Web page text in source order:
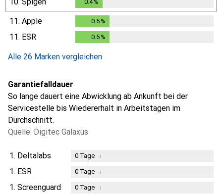
0.4%
11. Apple 0.5 %
11. ESR 0.5 %
Alle 26 Marken vergleichen
Garantiefalldauer
So lange dauert eine Abwicklung ab Ankunft bei der
Servicestelle bis Wiedererhalt in Arbeitstagen im
Durchschnitt.
Quelle: Digitec Galaxus
1. Deltalabs 0Tage i
1. ESR 0Tage i
1. Screenguard 0Tage i